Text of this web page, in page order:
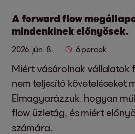
A forward flow
mindenkinek előnyösek.
2026. jún. 8. 6 percek
Miért vásárolnak vállalatok
nem teljesítő követeléseket
Elmagyarázzuk, hogyan
flow üzletág, és miért
számára.